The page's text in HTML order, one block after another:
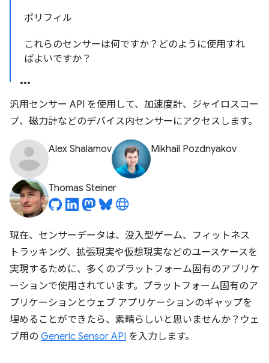
ポリフィル
これらのセンサーは何ですか？どのように使用すれ
ばよいですか？
汎用センサー API を使用して、加速度計、ジャイロスコー
プ、磁力計などのデバイス内センサーにアクセスします。
Alex Shalamov Mikhail Pozdnyakov
Thomas Steiner
現在、センサーデータは、没入型ゲーム、フィットネス
トラッキング、拡張現実や仮想現実などのユースケースを
実現するために、多くのプラットフォーム固有のアプリケ
ーションで使用されています。プラットフォーム固有のア
プリケーションとウェブ アプリケーションのギャップを
埋めることができたら、素晴らしいと思いませんか？ウェ
ブ用の Generic Sensor API を入力します。